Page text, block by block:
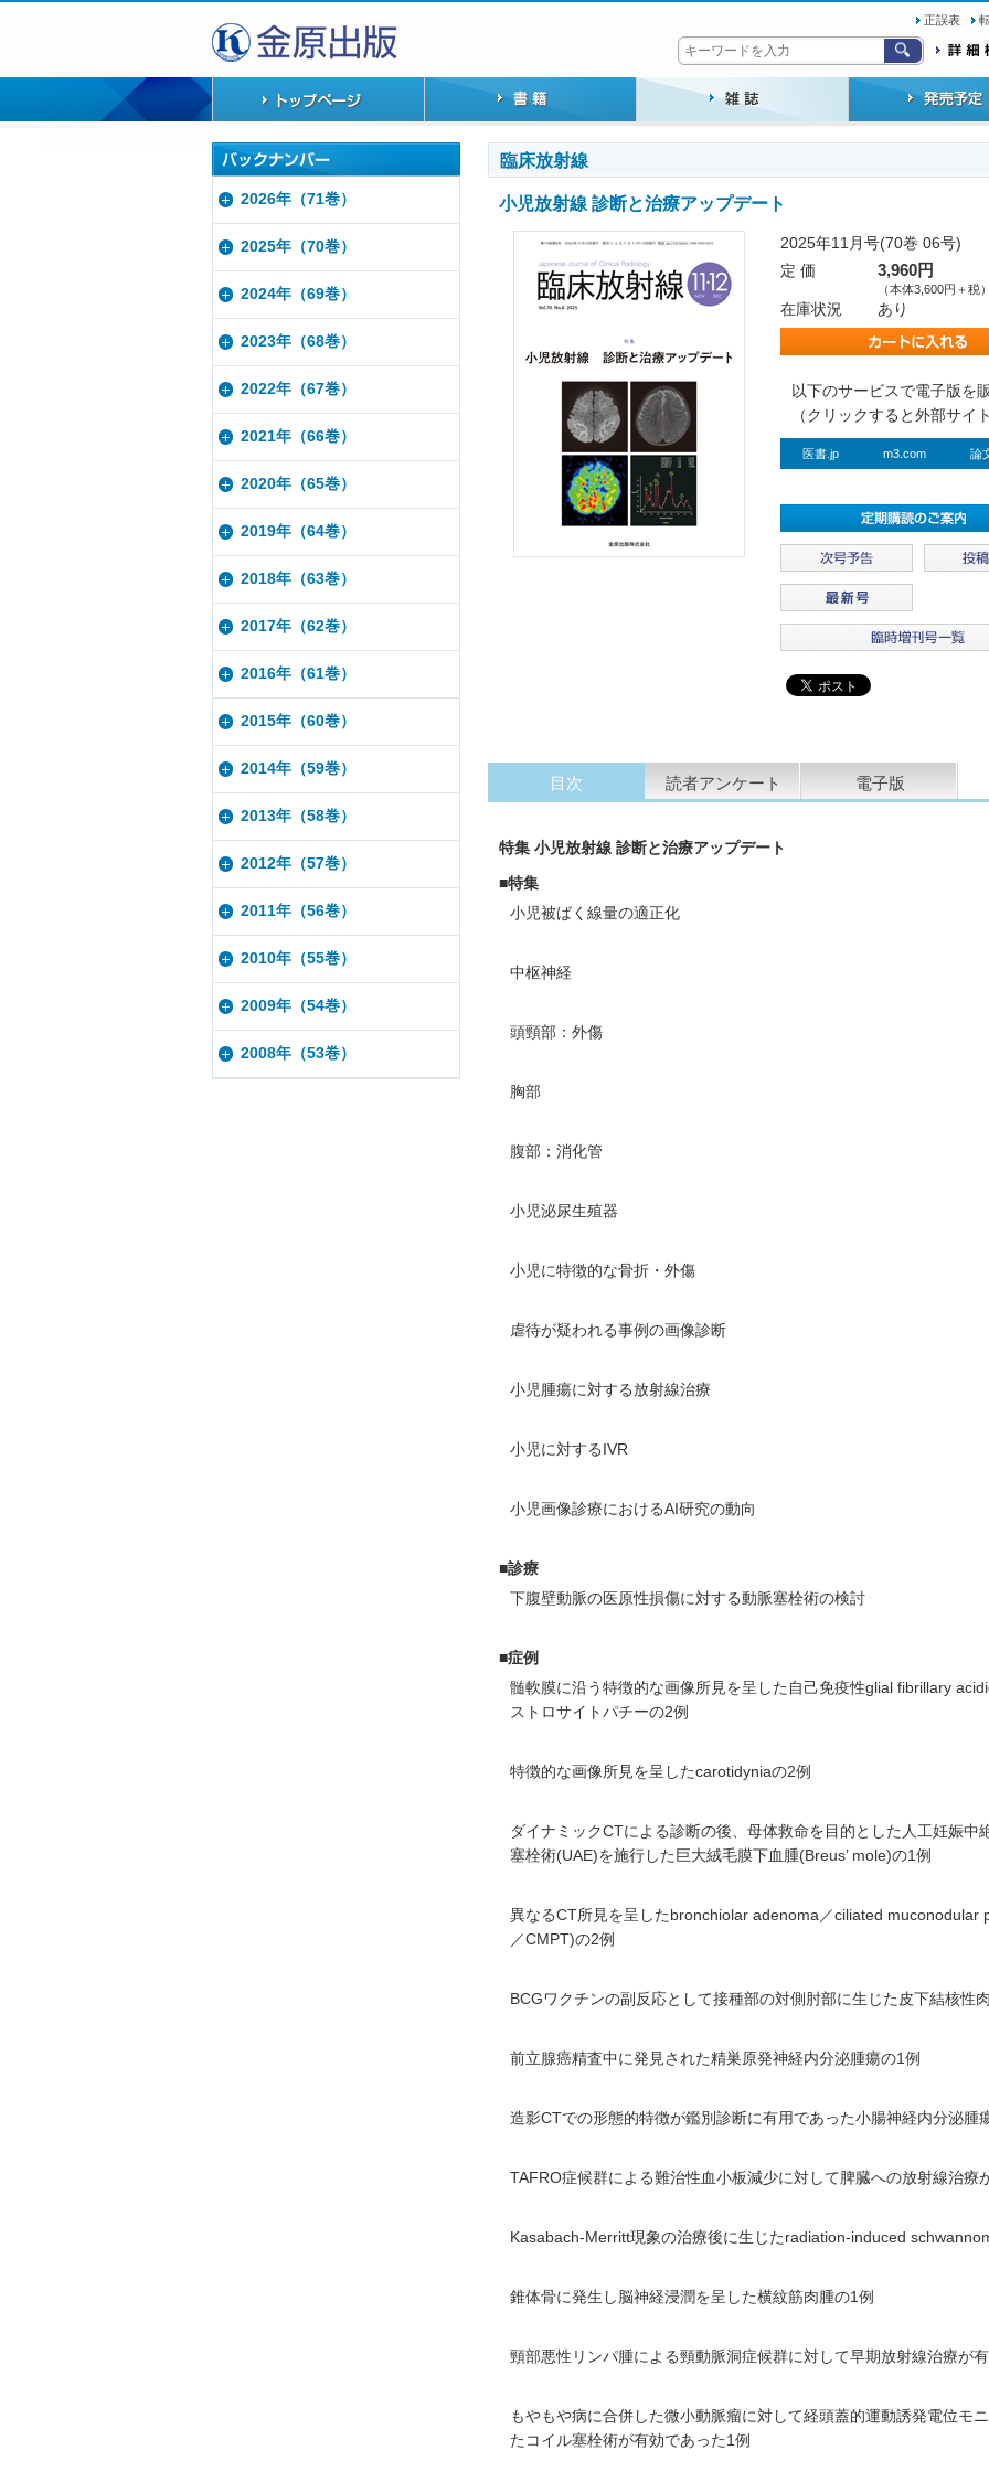
正誤表
臨床放射線
小児放射線 診断と治療アップデート
2025年11月号(70巻 06号)
定 価
3,960円
（本体3,600円＋税
在庫状況 あり
以下のサービスで電子版を
（クリックすると外部サイ
医書.jp m3.com 論
目次 読者アンケート 電子版
特集 小児放射線 診断と治療アップデート
■特集
小児被ばく線量の適正化
中枢神経
頭頸部：外傷
胸部
腹部：消化管
小児泌尿生殖器
小児に特徴的な骨折・外傷
虐待が疑われる事例の画像診断
小児腫瘍に対する放射線治療
小児に対するIVR
小児画像診療におけるAI研究の動向
■診療
下腹壁動脈の医原性損傷に対する動脈塞栓術の検討
■症例
髄軟膜に沿う特徴的な画像所見を呈した自己免疫性glial fibrillary
ストロサイトパチーの2例
特徴的な画像所見を呈したcarotidyniaの2例
ダイナミックCTによる診断の後、母体救命を目的とした人工妊娠中
塞栓術(UAE)を施行した巨大絨毛膜下血腫(Breus’ mole)の1例
異なるCT所見を呈したbronchiolar adenoma／ciliated muconodular
／CMPT)の2例
BCGワクチンの副反応として接種部の対側肘部に生じた皮下結核性
前立腺癌精査中に発見された精巣原発神経内分泌腫瘍の1例
造影CTでの形態的特徴が鑑別診断に有用であった小腸神経内分泌腫
TAFRO症候群による難治性血小板減少に対して脾臓への放射線治療
Kasabach-Merritt現象の治療後に生じたradiation-induced
錐体骨に発生し脳神経浸潤を呈した横紋筋肉腫の1例
頸部悪性リンパ腫による頸動脈洞症候群に対して早期放射線治療が
もやもや病に合併した微小動脈瘤に対して経頭蓋的運動誘発電位モ
たコイル塞栓術が有効であった1例
2026年（71巻）
2025年（70巻）
2024年（69巻）
2023年（68巻）
2022年（67巻）
2021年（66巻）
2020年（65巻）
2019年（64巻）
2018年（63巻）
2017年（62巻）
2016年（61巻）
2015年（60巻）
2014年（59巻）
2013年（58巻）
2012年（57巻）
2011年（56巻）
2010年（55巻）
2009年（54巻）
2008年（53巻）